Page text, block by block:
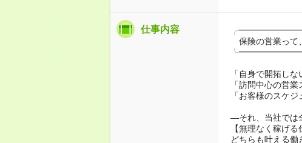
仕事内容
保険の営業って
「自身で開拓しな
「訪問中心の営業
「お客様のスケジ
―それ、当社では
【無理なく稼げ
どちらも叶える働